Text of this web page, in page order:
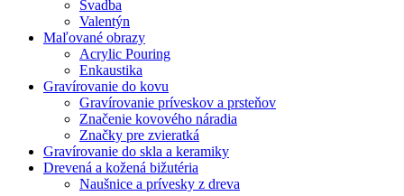
Svadba
Valentýn
Maľované obrazy
Acrylic Pouring
Enkaustika
Gravírovanie do kovu
Gravírovanie príveskov a prsteňov
Značenie kovového náradia
Značky pre zvieratká
Gravírovanie do skla a keramiky
Drevená a kožená bižutéria
Naušnice a prívesky z dreva